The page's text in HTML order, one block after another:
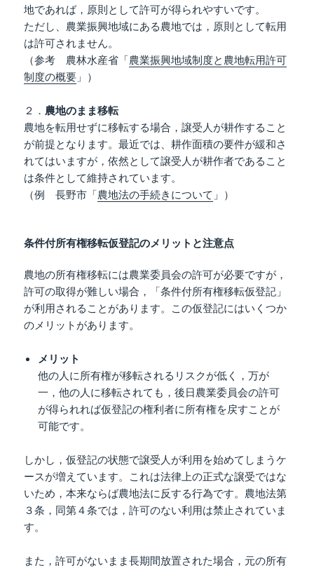
地であれば，原則として許可が得られやすいです。
ただし、農業振興地域にある農地では，原則として転用
は許可されません。
（参考 農林水産省「農業振興地域制度と農地転用許可
制度の概要 」）
２． 農地のまま移転
農地を転用せずに移転する場合，譲受人が耕作すること
が前提となります。最近では、耕作面積の要件が緩和さ
れてはいますが，依然として譲受人が耕作者であること
は条件として維持されています。
（例 長野市「農地法の手続きについて 」）
条件付所有権移転仮登記のメリットと注意点
農地の所有権移転には農業委員会の許可が必要ですが，
許可の取得が難しい場合，「条件付所有権移転仮登記」
が利用されることがあります。この仮登記にはいくつか
のメリットがあります。
メリット
他の人に所有権が移転されるリスクが低く，万が
一，他の人に移転されても，後日農業委員会の許可
が得られれば仮登記の権利者に所有権を戻すことが
可能です。
しかし，仮登記の状態で譲受人が利用を始めてしまうケ
ースが増えています。これは法律上の正式な譲受ではな
いため，本来ならば農地法に反する行為です。農地法第
３条，同第４条では，許可のない利用は禁止されていま
す。
また，許可がないまま長期間放置された場合，元の所有